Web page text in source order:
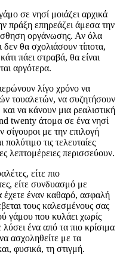
σε νησί μοιάζει αρχικά
πράξη επηρεάζει άμεσα την
οργάνωσης. Αν όλα
θα σχολιάσουν τίποτα,
πάει στραβά, θα είναι
αργότερα.
λίγο χρόνο να
τουαλετών, να συζητήσουν
να κάνουν μια ρεαλιστική
twenty άτομα σε ένα νησί
σίγουροι με την επιλογή
τις τελευταίες
λεπτομέρειες περισσεύουν.
είτε πιο
είτε συνδυασμό με
έχετε έναν καθαρό, ασφαλή
τους καλεσμένους σας
γάμου που κυλάει χωρίς
ένα από τα πιο κρίσιμα
ασχοληθείτε με τα
φυσικά, τη στιγμή.